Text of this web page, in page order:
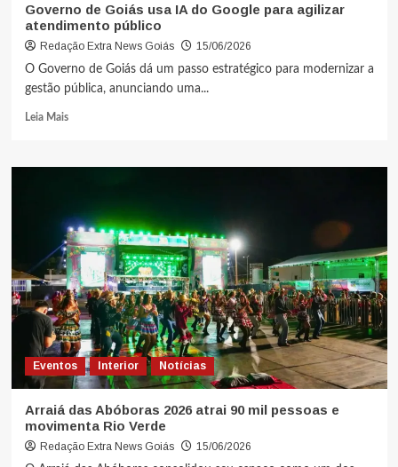
Governo de Goiás usa IA do Google para agilizar
atendimento público
Redação Extra News Goiás
15/06/2026
O Governo de Goiás dá um passo estratégico para modernizar a
gestão pública, anunciando uma...
Leia Mais
Eventos Interior Notícias
Arraiá das Abóboras 2026 atrai 90 mil pessoas e
movimenta Rio Verde
Redação Extra News Goiás
15/06/2026